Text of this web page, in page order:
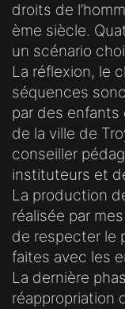
droits de
ème siècle.
un scénario
La réflexion, le
séquences
par des enfants
de la ville de
conseiller
instituteurs et
La production
réalisée par
de respecter le
faites avec les
La dernière
réappropriation